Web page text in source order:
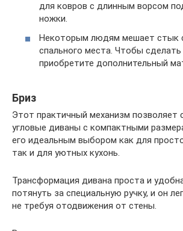
для ковров с длинным ворсом
ножки.
Некоторым людям мешает стык
спального места. Чтобы
приобретите дополнительный
Бриз
Этот практичный механизм позволяет
угловые диваны с компактными
его идеальным выбором как для
так и для уютных кухонь.
Трансформация дивана проста и
потянуть за специальную ручку, и он
не требуя отодвижения от стены.